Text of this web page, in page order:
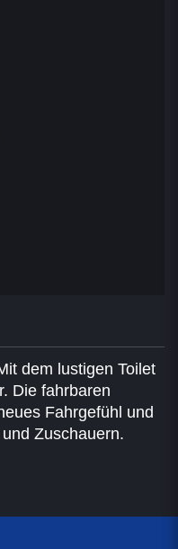
dem lustigen Toilet
Die fahrbaren
Fahrgefühl und
Zuschauern.